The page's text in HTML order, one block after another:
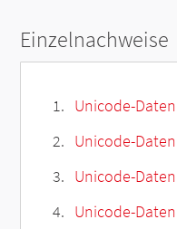
Einzelnachweise
Unicode-
Unicode-
Unicode-
Unicode-